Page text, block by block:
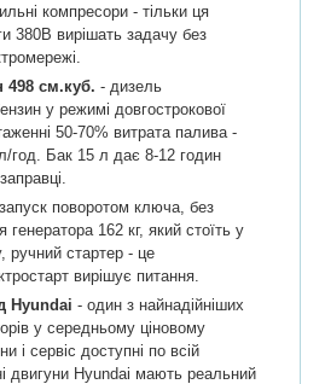
компресори - тільки ця
380В вирішать задачу без
498 см.куб. - дизель
у режимі довгострокової
50-70% витрата палива -
год. Бак 15 л дає 8-12 годин
поворотом ключа, без
162 кг, який стоїть у
ручний стартер - це
вирішує питання.
Hyundai - один з найнадійніших
у середньому ціновому
і сервіс доступні по всій
двигуни Hyundai мають реальний